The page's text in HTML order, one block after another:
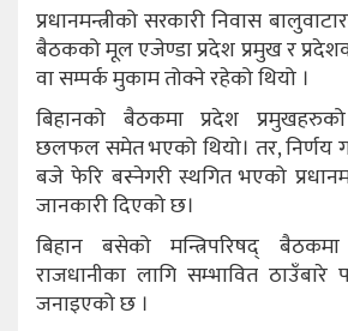
प्रधानमन्त्रीको सरकारी निवास
बैठकको मूल एजेण्डा प्रदेश प्रमुख र
वा सम्पर्क मुकाम तोक्ने रहेको थियो ।
बिहानको बैठकमा प्रदेश
छलफल समेत भएको थियो। तर, निर्णय
बजे फेरि बस्नेगरी स्थगित भएको
जानकारी दिएको छ।
बिहान बसेको मन्त्रिपरिषद्
राजधानीका लागि सम्भावित
जनाइएको छ ।